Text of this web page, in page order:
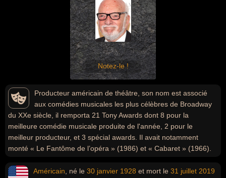
Notez-le !
Producteur américain de théâtre, son nom est associé
aux comédies musicales les plus célèbres de Broadway
du XXe siècle, il remporta 21 Tony Awards dont 8 pour la
meilleure comédie musicale produite de l'année, 2 pour le
meilleur producteur, et 3 spécial awards. Il avait notamment
monté « Le Fantôme de l’opéra » (1986) et « Cabaret » (1966).
Américain , né le 30 janvier 1928 et mort le 31 juillet 2019